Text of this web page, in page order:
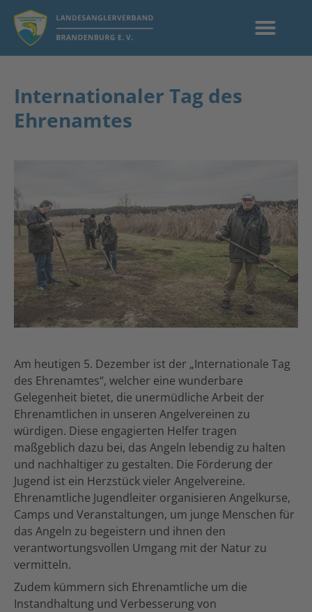
Internationaler Tag des
Ehrenamtes
Am heutigen 5. Dezember ist der „Internationale Tag
des Ehrenamtes“, welcher eine wunderbare
Gelegenheit bietet, die unermüdliche Arbeit der
Ehrenamtlichen in unseren Angelvereinen zu
würdigen. Diese engagierten Helfer tragen
maßgeblich dazu bei, das Angeln lebendig zu halten
und nachhaltiger zu gestalten. Die Förderung der
Jugend ist ein Herzstück vieler Angelvereine.
Ehrenamtliche Jugendleiter organisieren Angelkurse,
Camps und Veranstaltungen, um junge Menschen für
das Angeln zu begeistern und ihnen den
verantwortungsvollen Umgang mit der Natur zu
vermitteln.
Zudem kümmern sich Ehrenamtliche um die
Instandhaltung und Verbesserung von